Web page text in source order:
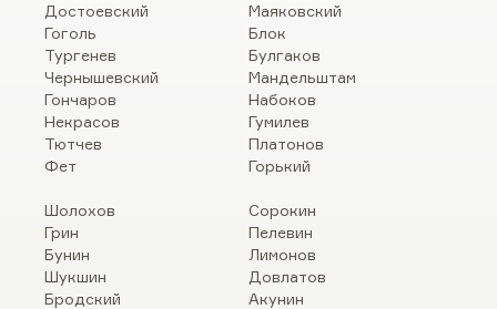
Достоевский
Гоголь
Тургенев
Чернышевский
Гончаров
Некрасов
Тютчев
Фет
Маяковский
Блок
Булгаков
Мандельштам
Набоков
Гумилев
Платонов
Горький
Шолохов
Грин
Бунин
Шукшин
Бродский
Сорокин
Пелевин
Лимонов
Довлатов
Акунин